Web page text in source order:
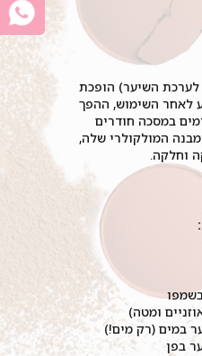
השיער) הופכת
לאחר השימוש, ההפך
במסכה חודרים
המולקולרי שלה,
וחלקה.
ומטה)
בפן